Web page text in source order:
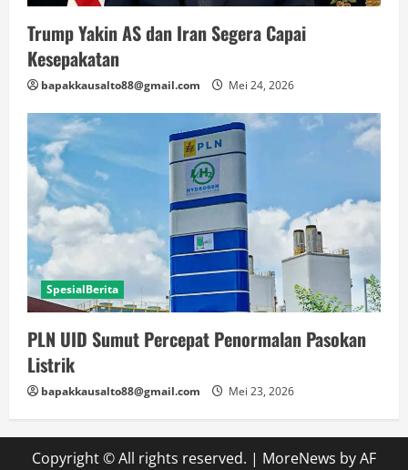
Trump Yakin AS dan Iran Segera Capai
Kesepakatan
bapakkausalto88@gmail.com Mei 24, 2026
SpesialBerita
PLN UID Sumut Percepat Penormalan Pasokan
Listrik
bapakkausalto88@gmail.com Mei 23, 2026
Copyright © All rights reserved. | MoreNews by AF